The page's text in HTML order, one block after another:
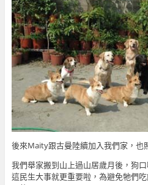
後來Maity跟古曼陸續加入我們家，也
我們舉家搬到山上過山居歲月後，狗
這民生大事就更重要啦，為避免牠們